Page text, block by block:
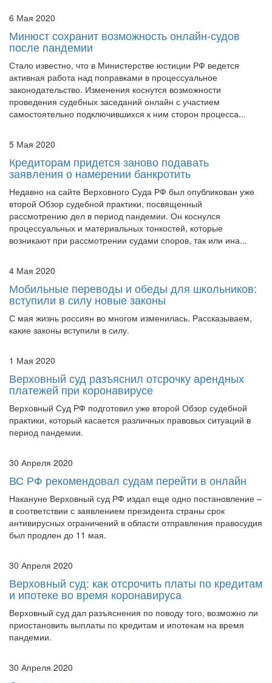
после пандемии
Стало известно, что в Министерстве юстиции РФ ведется
активная работа над поправками в процессуальное
законодательство. Изменения коснутся возможности
проведения судебных заседаний онлайн с участием
самостоятельно подключившихся к ним сторон процесса...
5 Мая 2020
заявления о намерении банкротить
Недавно на сайте Верховного Суда РФ был опубликован уже
второй Обзор судебной практики, посвященный
рассмотрению дел в период пандемии. Он коснулся
процессуальных и материальных тонкостей, которые
возникают при рассмотрении судами споров, так или ина...
4 Мая 2020
вступили в силу новые законы
С мая жизнь россиян во многом изменилась. Рассказываем,
какие законы вступили в силу.
1 Мая 2020
платежей при коронавирусе
Верховный Суд РФ подготовил уже второй Обзор судебной
практики, который касается различных правовых ситуаций в
период пандемии.
30 Апреля 2020
Накануне Верховный суд РФ издал еще одно постановление –
в соответствии с заявлением президента страны срок
антивирусных ограничений в области отправления правосудия
был продлен до 11 мая.
30 Апреля 2020
и ипотеке во время коронавируса
Верховный суд дал разъяснения по поводу того, возможно ли
приостановить выплаты по кредитам и ипотекам на время
пандемии.
30 Апреля 2020
арендную плату